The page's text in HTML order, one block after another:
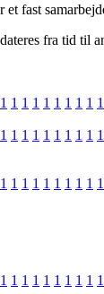
fast
fra tid til
1 1 1 1 1 1 1 1 1 1
1 1 1 1 1 1 1 1 1 1
1 1 1 1 1 1 1 1 1 1
1 1 1 1 1 1 1 1 1 1